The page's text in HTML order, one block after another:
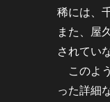
稀には、
また、屋
されてい
このよ
った詳細